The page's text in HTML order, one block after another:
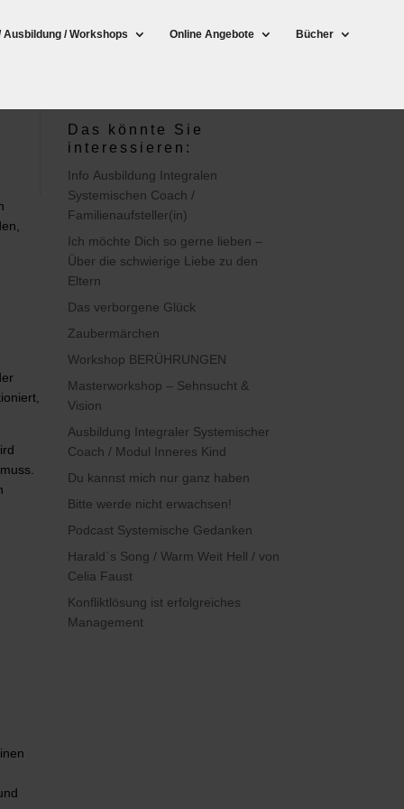
/ Workshops Online Angebote Bücher
Das könnte Sie
interessieren:
Info Ausbildung Integralen
Systemischen Coach /
Familienaufsteller(in)
Ich möchte Dich so gerne lieben –
Über die schwierige Liebe zu den
Eltern
Das verborgene Glück
Zaubermärchen
Workshop BERÜHRUNGEN
Masterworkshop – Sehnsucht &
Vision
Ausbildung Integraler Systemischer
Coach / Modul Inneres Kind
Du kannst mich nur ganz haben
Bitte werde nicht erwachsen!
Podcast Systemische Gedanken
Harald`s Song / Warm Weit Hell / von
Celia Faust
Konfliktlösung ist erfolgreiches
Management